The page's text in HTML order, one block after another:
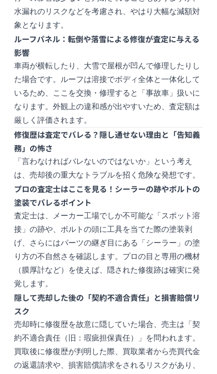
水漏れのリスクなどを考慮され、やはり大幅な減額対
象となります。
ルーフパネル：転倒や落雪による修復が査定に与える
影響
車両が横転したり、大雪で屋根が凹んで修理したりし
た場合です。ルーフは溶接でボディ全体と一体化して
いるため、ここを交換・修理すると「事故車」扱いに
なります。外観上の違和感が出やすいため、査定額は
厳しく評価されます。
修復歴は査定でバレる？隠し通せない理由と「告知義
務」の怖さ
「言わなければバレないのではないか」という考え
は、売却後の重大なトラブルを招く危険な発想です。
プロの査定士はここを見る！シーラーの跡やボルトの
塗装でバレるポイント
査定士は、メーカー工場でしか不可能な「スポット溶
接」の跡や、ボルトの頭に工具を当てた際の塗装剥
げ、さらにはパーツの継ぎ目にある「シーラー」の塗
り方の不自然さを確認します。プロの目と専用の機材
（膜厚計など）を使えば、隠された修復跡は確実に発
覚します。
隠して売却した後の「契約不適合責任」と損害賠償リ
スク
売却時に修復歴を故意に隠していた場合、売主は「契
約不適合責任（旧：瑕疵担保責任）」を問われます。
買取後に修復歴が判明した際、買取業者から売買代金
の返還請求や、損害賠償請求をされるリスクがあり、